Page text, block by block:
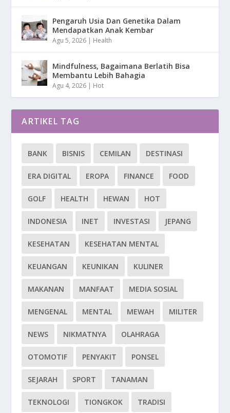
Pengaruh Usia Dan Genetika Dalam
Mendapatkan Anak Kembar
Agu 5, 2026 | Health
Mindfulness, Bagaimana Berlatih Bisa
Membantu Lebih Bahagia
Agu 4, 2026 | Hot
ARTIKEL TAG
BANK BISNIS CEMILAN DESTINASI
ERA DIGITAL EROPA FINANCE FOOD
GOLF HEALTH HEWAN HOT
INDONESIA INET INVESTASI JEPANG
KESEHATAN KESEHATAN MENTAL
KEUANGAN KEUNIKAN KULINER
MAKANAN MANFAAT MEDIA SOSIAL
MENGENAL MENTAL MEWAH MILITER
NEWS NIKMATNYA OLAHRAGA
OTOMOTIF PENYAKIT PONSEL
SEJARAH SPORT TANAMAN
TEKNOLOGI TIONGKOK TRADISI